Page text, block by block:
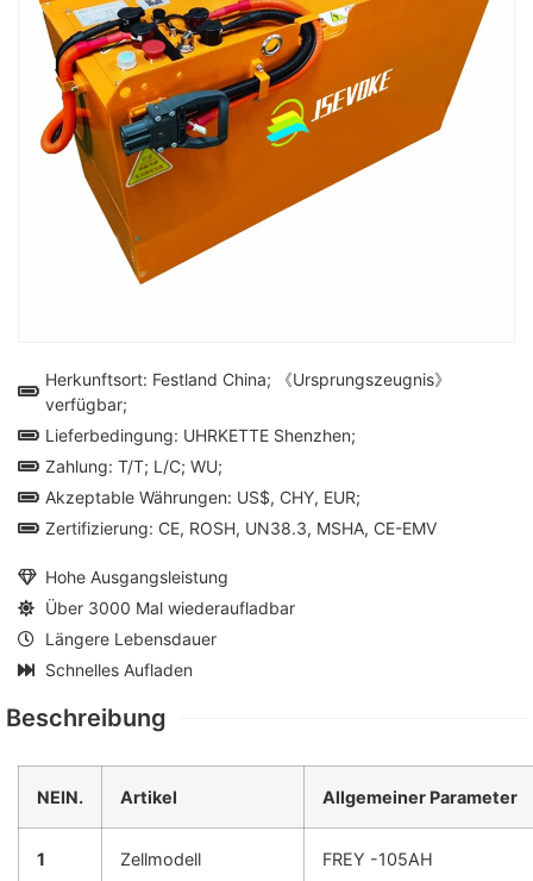
Herkunftsort: Festland China; 《Ursprungszeugnis》
verfügbar;
Lieferbedingung: UHRKETTE Shenzhen;
Zahlung: T/T; L/C; WU;
Akzeptable Währungen: US$, CHY, EUR;
Zertifizierung: CE, ROSH, UN38.3, MSHA, CE-EMV
Hohe Ausgangsleistung
Über 3000 Mal wiederaufladbar
Längere Lebensdauer
Schnelles Aufladen
Beschreibung
NEIN. Artikel Allgemeiner Parameter
1 Zellmodell FREY -105AH